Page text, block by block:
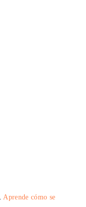
Aprende cómo se